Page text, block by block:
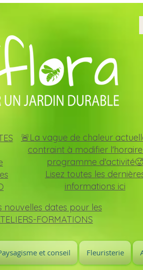
🚨La vague de chaleur
contraint à modifier
programme d'activité🥵
Lisez toutes les
informations ici
nouvelles dates pour les
FORMATIONS
et conseil Fleuristerie